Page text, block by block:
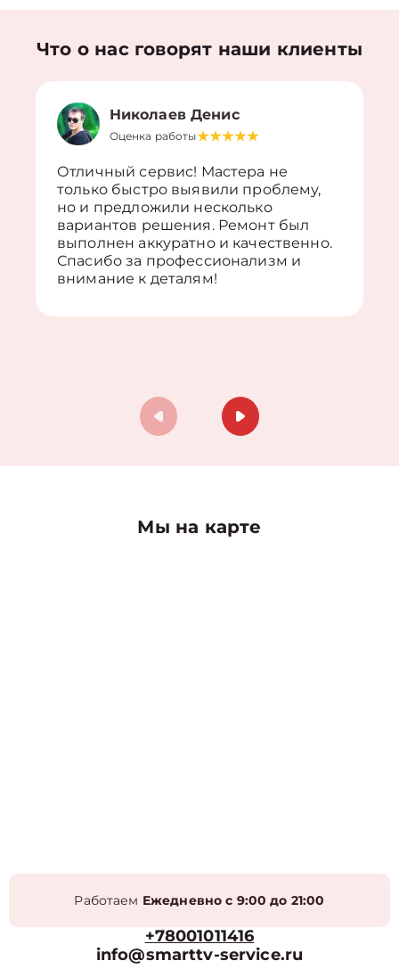
Что о нас говорят наши клиенты
Николаев Денис
Оценка работы
Отличный сервис! Мастера не
только быстро выявили проблему,
но и предложили несколько
вариантов решения. Ремонт был
выполнен аккуратно и качественно.
Спасибо за профессионализм и
внимание к деталям!
Мы на карте
Работаем Ежедневно с 9:00 до 21:00
+78001011416
info@smarttv-service.ru